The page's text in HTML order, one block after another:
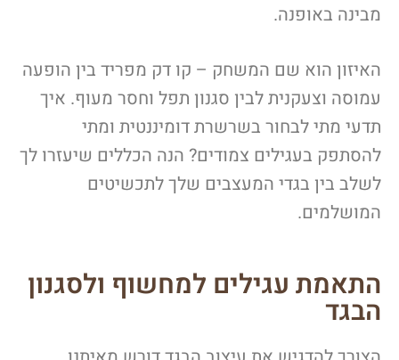
מבינה באופנה.
האיזון הוא שם המשחק – קו דק מפריד בין הופעה
עמוסה וצעקנית לבין סגנון תפל וחסר מעוף. איך
תדעי מתי לבחור בשרשרת דומיננטית ומתי
להסתפק בעגילים צמודים? הנה הכללים שיעזרו לך
לשלב בין בגדי המעצבים שלך לתכשיטים
המושלמים.
התאמת עגילים למחשוף ולסגנון
הבגד